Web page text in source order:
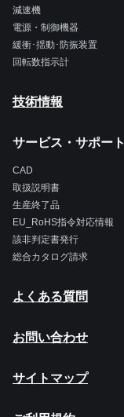
減速機
電源・制御機器
緩衝･揺動･防振装置
回転数指示計
技術情報
サービス・サポート
CAD
取扱説明書
生産終了品
EU_RoHS指令対応情報
該非判定書発行
総合カタログ請求
よくある質問
お問い合わせ
サイトマップ